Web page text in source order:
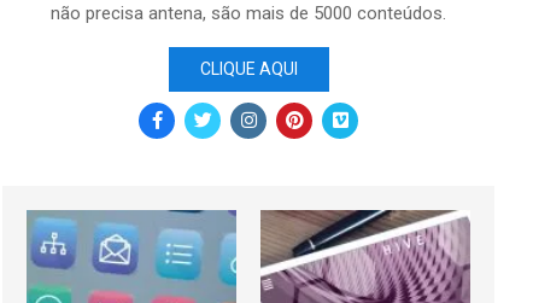
não precisa antena, são mais de 5000 conteúdos.
CLIQUE AQUI